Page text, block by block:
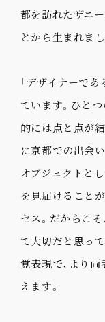
都を訪れたザニ
とから生まれまし
「デザイナーで
ています。ひと
的には点と点が
に京都での出会
オブジェクトと
を見届けること
セス。だからこ
て大切だと思っ
覚表現で、より
えます。